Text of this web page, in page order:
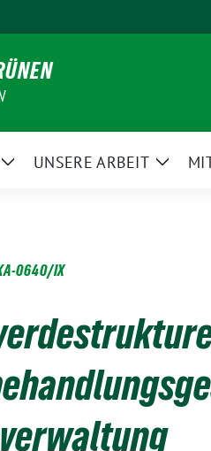
ZeigeUNSERE ARBEIT
Zeige
0640/IX